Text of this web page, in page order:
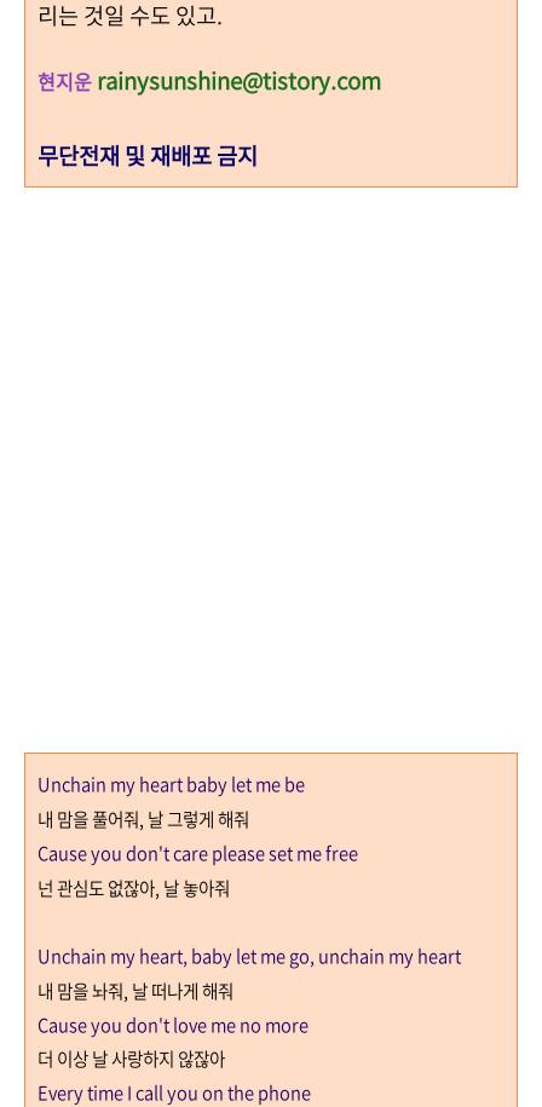
리는 것일 수도 있고.
현지운 rainysunshine@tistory.com
무단전재 및 재배포 금지
Unchain my heart baby let me be
내 맘을 풀어줘, 날 그렇게 해줘
Cause you don't care please set me free
넌 관심도 없잖아, 날 놓아줘
Unchain my heart, baby let me go, unchain my heart
내 맘을 놔줘, 날 떠나게 해줘
Cause you don't love me no more
더 이상 날 사랑하지 않잖아
Every time I call you on the phone